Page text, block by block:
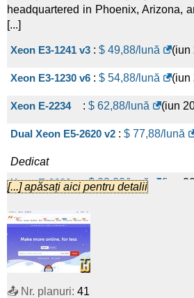
headquartered in Phoenix, Arizona,
[...]
Xeon E3-1241 v3 : $ 49,88/lună (iun
Xeon E3-1230 v6 : $ 54,88/lună (iun
Xeon E-2234 : $ 62,88/lună (iun
Dual Xeon E5-2620 v2 : $ 77,88/lună
Dedicat
Xeon E-2236
:$ 88,88/lună (iun
Dual Xeon Silver 4310T
Dedicat
Dual Xeon Gold 5218
Dedicat
[...] apăsați aici pentru detalii
📤 Nr. planuri: 41